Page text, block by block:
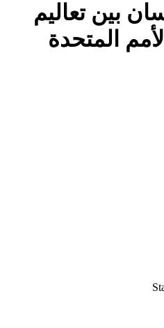
بين تعاليم
المتحدة